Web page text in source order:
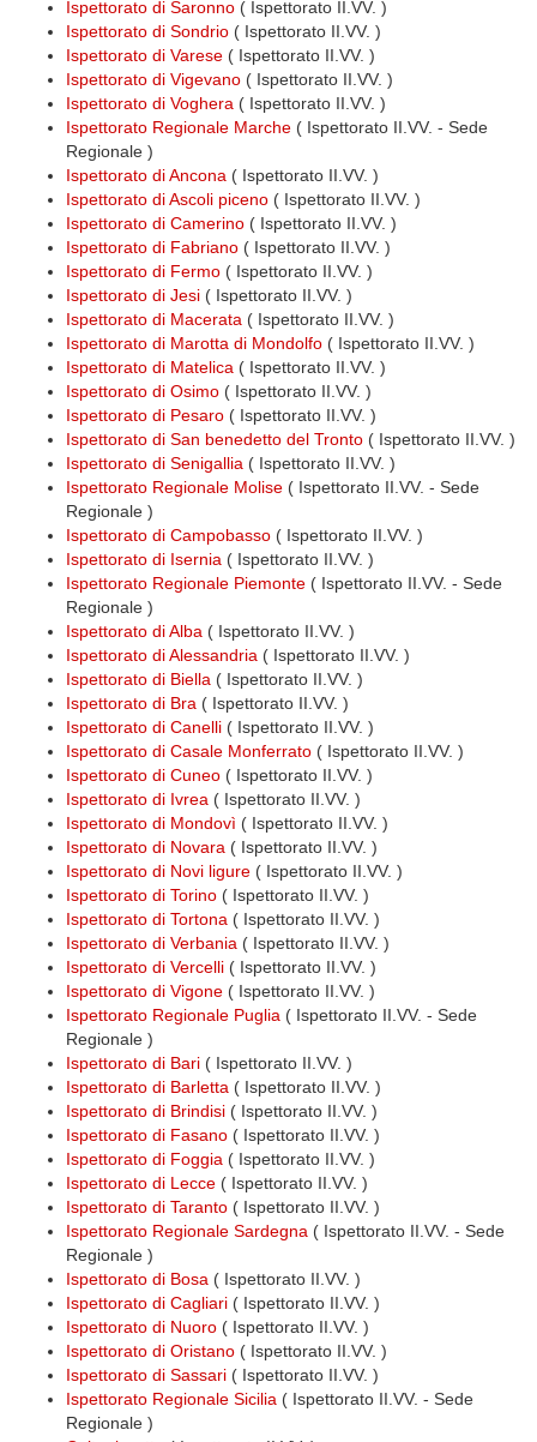
Ispettorato di Saronno ( Ispettorato II.VV. )
Ispettorato di Sondrio ( Ispettorato II.VV. )
Ispettorato di Varese ( Ispettorato II.VV. )
Ispettorato di Vigevano ( Ispettorato II.VV. )
Ispettorato di Voghera ( Ispettorato II.VV. )
Ispettorato Regionale Marche ( Ispettorato II.VV. - Sede
Regionale )
Ispettorato di Ancona ( Ispettorato II.VV. )
Ispettorato di Ascoli piceno ( Ispettorato II.VV. )
Ispettorato di Camerino ( Ispettorato II.VV. )
Ispettorato di Fabriano ( Ispettorato II.VV. )
Ispettorato di Fermo ( Ispettorato II.VV. )
Ispettorato di Jesi ( Ispettorato II.VV. )
Ispettorato di Macerata ( Ispettorato II.VV. )
Ispettorato di Marotta di Mondolfo ( Ispettorato II.VV. )
Ispettorato di Matelica ( Ispettorato II.VV. )
Ispettorato di Osimo ( Ispettorato II.VV. )
Ispettorato di Pesaro ( Ispettorato II.VV. )
Ispettorato di San benedetto del Tronto ( Ispettorato II.VV. )
Ispettorato di Senigallia ( Ispettorato II.VV. )
Ispettorato Regionale Molise ( Ispettorato II.VV. - Sede
Regionale )
Ispettorato di Campobasso ( Ispettorato II.VV. )
Ispettorato di Isernia ( Ispettorato II.VV. )
Ispettorato Regionale Piemonte ( Ispettorato II.VV. - Sede
Regionale )
Ispettorato di Alba ( Ispettorato II.VV. )
Ispettorato di Alessandria ( Ispettorato II.VV. )
Ispettorato di Biella ( Ispettorato II.VV. )
Ispettorato di Bra ( Ispettorato II.VV. )
Ispettorato di Canelli ( Ispettorato II.VV. )
Ispettorato di Casale Monferrato ( Ispettorato II.VV. )
Ispettorato di Cuneo ( Ispettorato II.VV. )
Ispettorato di Ivrea ( Ispettorato II.VV. )
Ispettorato di Mondovì ( Ispettorato II.VV. )
Ispettorato di Novara ( Ispettorato II.VV. )
Ispettorato di Novi ligure ( Ispettorato II.VV. )
Ispettorato di Torino ( Ispettorato II.VV. )
Ispettorato di Tortona ( Ispettorato II.VV. )
Ispettorato di Verbania ( Ispettorato II.VV. )
Ispettorato di Vercelli ( Ispettorato II.VV. )
Ispettorato di Vigone ( Ispettorato II.VV. )
Ispettorato Regionale Puglia ( Ispettorato II.VV. - Sede
Regionale )
Ispettorato di Bari ( Ispettorato II.VV. )
Ispettorato di Barletta ( Ispettorato II.VV. )
Ispettorato di Brindisi ( Ispettorato II.VV. )
Ispettorato di Fasano ( Ispettorato II.VV. )
Ispettorato di Foggia ( Ispettorato II.VV. )
Ispettorato di Lecce ( Ispettorato II.VV. )
Ispettorato di Taranto ( Ispettorato II.VV. )
Ispettorato Regionale Sardegna ( Ispettorato II.VV. - Sede
Regionale )
Ispettorato di Bosa ( Ispettorato II.VV. )
Ispettorato di Cagliari ( Ispettorato II.VV. )
Ispettorato di Nuoro ( Ispettorato II.VV. )
Ispettorato di Oristano ( Ispettorato II.VV. )
Ispettorato di Sassari ( Ispettorato II.VV. )
Ispettorato Regionale Sicilia ( Ispettorato II.VV. - Sede
Regionale )